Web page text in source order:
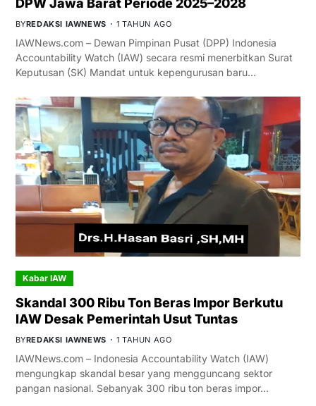
BYREDAKSI IAWNEWS 1 TAHUN AGO
IAWNews.com – Dewan Pimpinan Pusat (DPP) Indonesia
Accountability Watch (IAW) secara resmi menerbitkan Surat
Keputusan (SK) Mandat untuk kepengurusan baru…
Kabar IAW
Skandal 300 Ribu Ton Beras Impor Berkutu
IAW Desak Pemerintah Usut Tuntas
BYREDAKSI IAWNEWS 1 TAHUN AGO
IAWNews.com – Indonesia Accountability Watch (IAW)
mengungkap skandal besar yang mengguncang sektor
pangan nasional. Sebanyak 300 ribu ton beras impor…